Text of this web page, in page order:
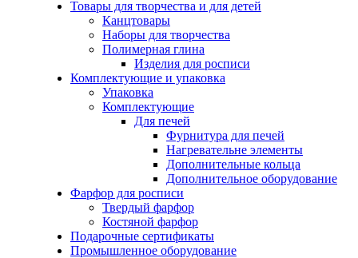
Товары для творчества и для детей
Канцтовары
Наборы для творчества
Полимерная глина
Изделия для росписи
Комплектующие и упаковка
Упаковка
Комплектующие
Для печей
Фурнитура для печей
Нагревательне элементы
Дополнительные кольца
Дополнительное оборудование
Фарфор для росписи
Твердый фарфор
Костяной фарфор
Подарочные сертификаты
Промышленное оборудование